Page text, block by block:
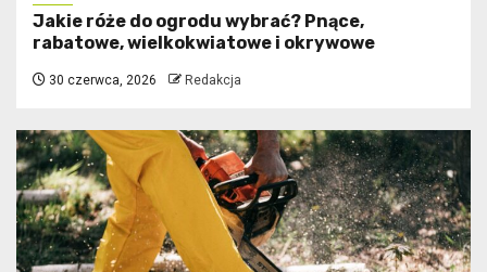
Jakie róże do ogrodu wybrać? Pnące,
rabatowe, wielkokwiatowe i okrywowe
30 czerwca, 2026 Redakcja